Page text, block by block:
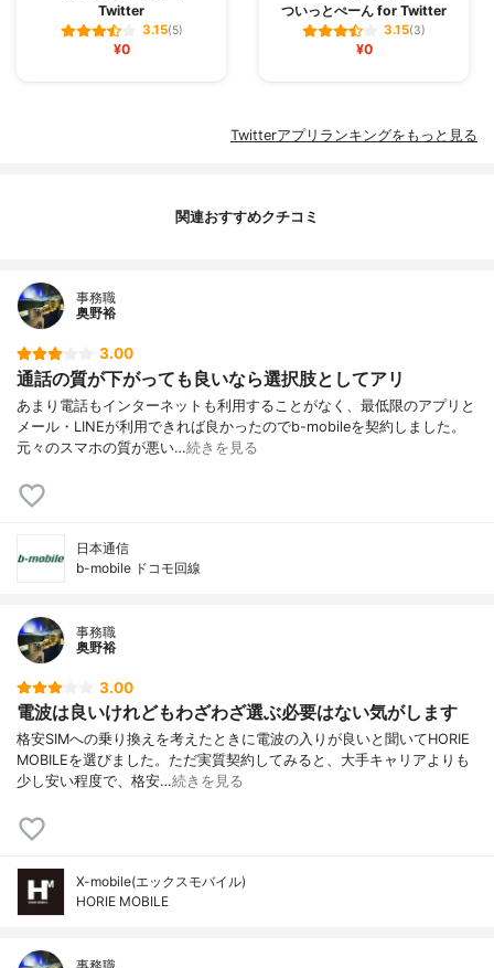
Twitter
3.15(5)
¥0
ついっとぺーん for Twitter
3.15(3)
¥0
Twitterアプリランキングをもっと見る
関連おすすめクチコミ
事務職
奥野裕
3.00
通話の質が下がっても良いなら選択肢としてアリ
あまり電話もインターネットも利用することがなく、最低限のアプリと
メール・LINEが利用できれば良かったのでb-mobileを契約しました。
元々のスマホの質が悪い…続きを見る
日本通信
b-mobile ドコモ回線
事務職
奥野裕
3.00
電波は良いけれどもわざわざ選ぶ必要はない気がします
格安SIMへの乗り換えを考えたときに電波の入りが良いと聞いてHORIE
MOBILEを選びました。ただ実質契約してみると、大手キャリアよりも
少し安い程度で、格安…続きを見る
X-mobile(エックスモバイル)
HORIE MOBILE